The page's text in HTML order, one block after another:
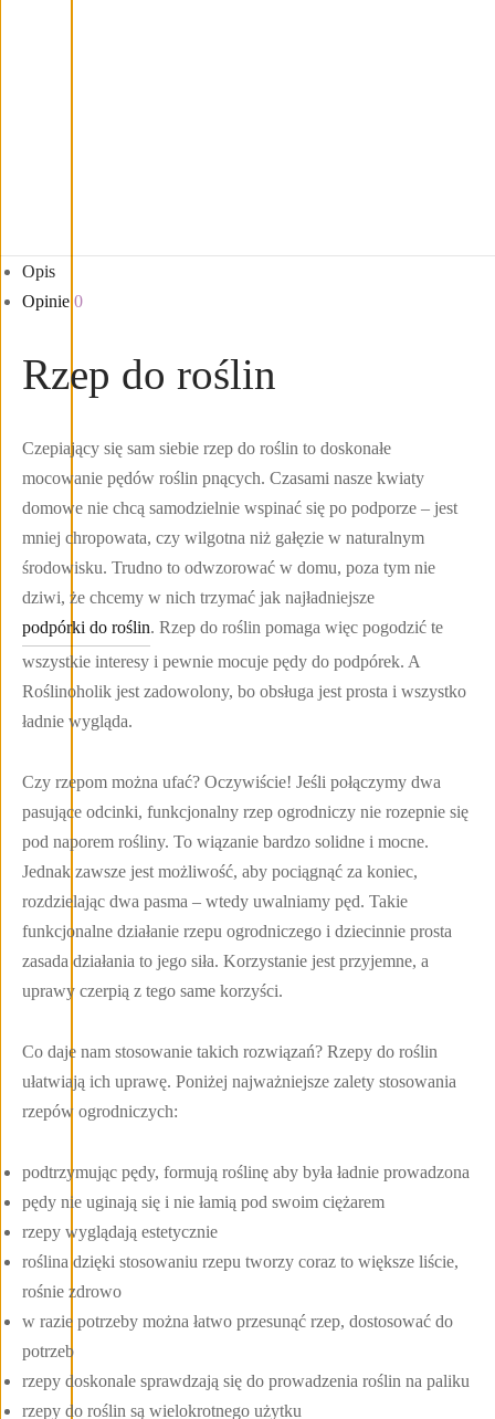
Opis
Opinie 0
Rzep do roślin
Czepiający się sam siebie rzep do roślin to doskonałe
mocowanie pędów roślin pnących. Czasami nasze kwiaty
domowe nie chcą samodzielnie wspinać się po podporze – jest
mniej chropowata, czy wilgotna niż gałęzie w naturalnym
środowisku. Trudno to odwzorować w domu, poza tym nie
dziwi, że chcemy w nich trzymać jak najładniejsze
podpórki do roślin. Rzep do roślin pomaga więc pogodzić te
wszystkie interesy i pewnie mocuje pędy do podpórek. A
Roślinoholik jest zadowolony, bo obsługa jest prosta i wszystko
ładnie wygląda.
Czy rzepom można ufać? Oczywiście! Jeśli połączymy dwa
pasujące odcinki, funkcjonalny rzep ogrodniczy nie rozepnie się
pod naporem rośliny. To wiązanie bardzo solidne i mocne.
Jednak zawsze jest możliwość, aby pociągnąć za koniec,
rozdzielając dwa pasma – wtedy uwalniamy pęd. Takie
funkcjonalne działanie rzepu ogrodniczego i dziecinnie prosta
zasada działania to jego siła. Korzystanie jest przyjemne, a
uprawy czerpią z tego same korzyści.
Co daje nam stosowanie takich rozwiązań? Rzepy do roślin
ułatwiają ich uprawę. Poniżej najważniejsze zalety stosowania
rzepów ogrodniczych:
podtrzymując pędy, formują roślinę aby była ładnie prowadzona
pędy nie uginają się i nie łamią pod swoim ciężarem
rzepy wyglądają estetycznie
roślina dzięki stosowaniu rzepu tworzy coraz to większe liście,
rośnie zdrowo
w razie potrzeby można łatwo przesunąć rzep, dostosować do
potrzeb
rzepy doskonale sprawdzają się do prowadzenia roślin na paliku
rzepy do roślin są wielokrotnego użytku